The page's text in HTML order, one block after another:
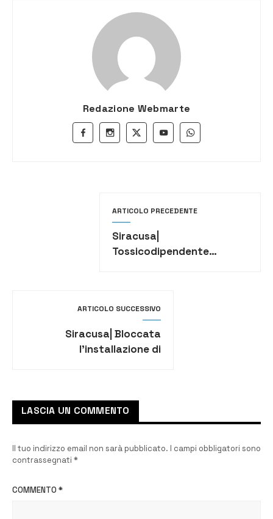
Redazione Webmarte
ARTICOLO PRECEDENTE
Siracusa|
Tossicodipendente
ARTICOLO SUCCESSIVO
Siracusa| Bloccata
l’installazione di
LASCIA UN COMMENTO
Il tuo indirizzo email non sarà pubblicato. I campi obbligatori sono
contrassegnati *
COMMENTO *